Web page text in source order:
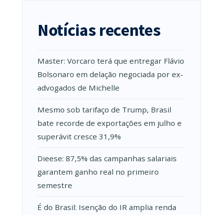
Notícias recentes
Master: Vorcaro terá que entregar Flávio
Bolsonaro em delação negociada por ex-
advogados de Michelle
Mesmo sob tarifaço de Trump, Brasil
bate recorde de exportações em julho e
superávit cresce 31,9%
Dieese: 87,5% das campanhas salariais
garantem ganho real no primeiro
semestre
É do Brasil: Isenção do IR amplia renda